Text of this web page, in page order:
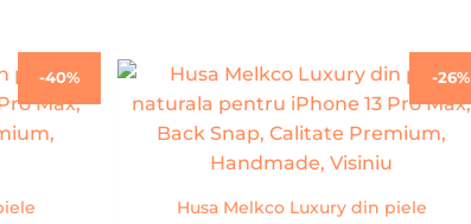
-40%
lei.
-26%
Husa Melkco Luxury din piele
Prețul
a
fost:
134,00 lei.
Prețul
curent
este:
99,00 lei.